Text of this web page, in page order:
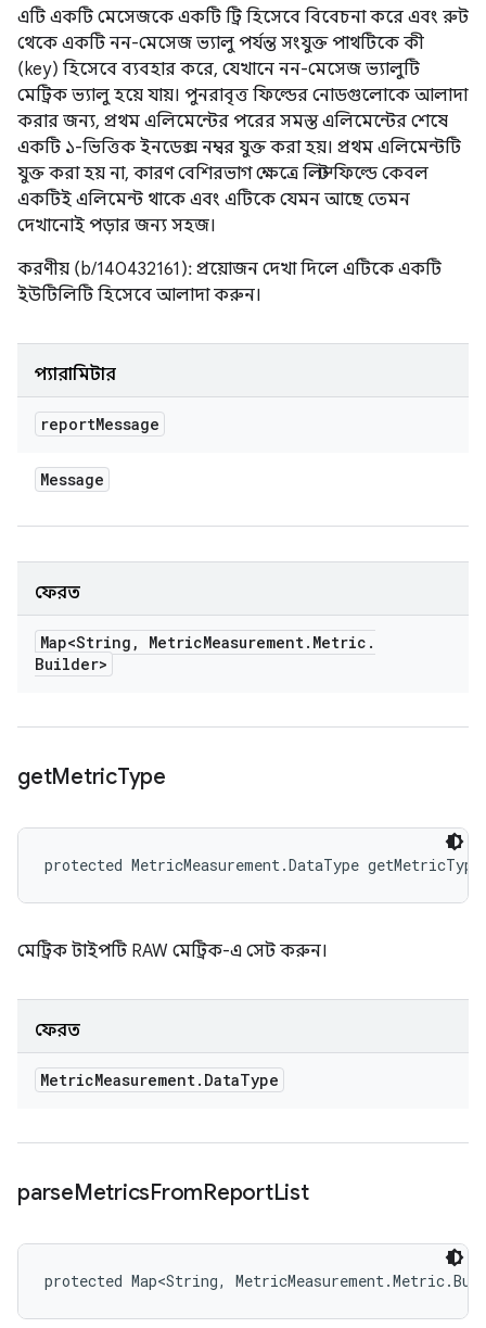
এটি একটি মেসেজকে একটি ট্রি হিসেবে বিবেচনা করে এবং রুট
থেকে একটি নন-মেসেজ ভ্যালু পর্যন্ত সংযুক্ত পাথটিকে কী
(key) হিসেবে ব্যবহার করে, যেখানে নন-মেসেজ ভ্যালুটি
মেট্রিক ভ্যালু হয়ে যায়। পুনরাবৃত্ত ফিল্ডের নোডগুলোকে আলাদা
করার জন্য, প্রথম এলিমেন্টের পরের সমস্ত এলিমেন্টের শেষে
একটি ১-ভিত্তিক ইনডেক্স নম্বর যুক্ত করা হয়। প্রথম এলিমেন্টটি
যুক্ত করা হয় না, কারণ বেশিরভাগ ক্ষেত্রে লিস্ট ফিল্ডে কেবল
একটিই এলিমেন্ট থাকে এবং এটিকে যেমন আছে তেমন
দেখানোই পড়ার জন্য সহজ।
করণীয় (b/140432161): প্রয়োজন দেখা দিলে এটিকে একটি
ইউটিলিটি হিসেবে আলাদা করুন।
প্যারামিটার
reportMessage
Message
ফেরত
Map<String , MetricMeasurement. Metric .
Builder>
getMetricType
protected MetricMeasurement.DataType
মেট্রিক টাইপটি RAW মেট্রিক-এ সেট করুন।
ফেরত
MetricMeasurement. DataType
parseMetricsFromReportList
protected Map<String,